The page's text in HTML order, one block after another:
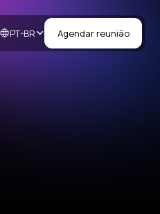
PT-BR Agendar reunião